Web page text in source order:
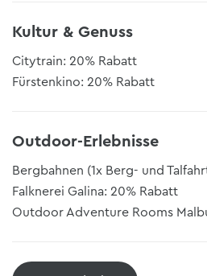
Kultur & Genuss
Citytrain: 20% Rabatt
Fürstenkino: 20% Rabatt
Outdoor-Erlebnisse
Bergbahnen (1x Berg- und
Falknerei Galina: 20% Rabatt
Outdoor Adventure Rooms